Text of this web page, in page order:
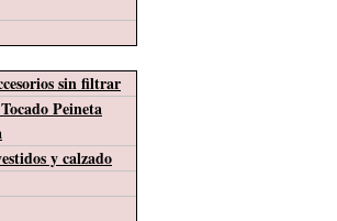
sin filtrar
Peineta
y calzado